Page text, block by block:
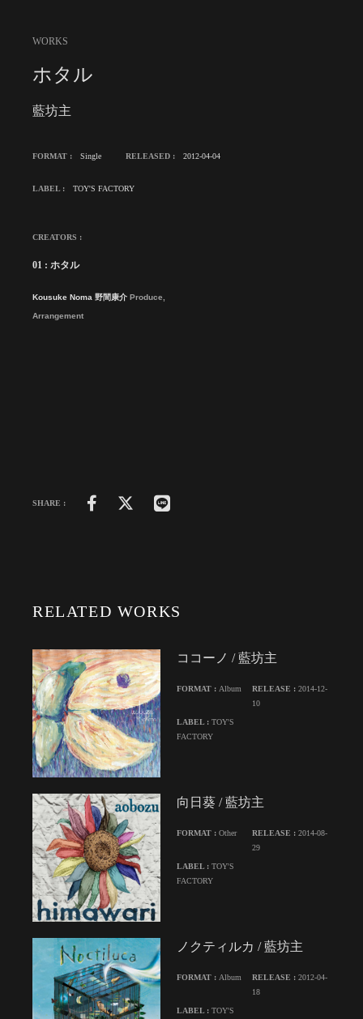
WORKS
ホタル
藍坊主
FORMAT : Single RELEASED : 2012-04-04
LABEL : TOY'S FACTORY
CREATORS :
01 : ホタル
Kousuke Noma 野間康介 Produce,
Arrangement
SHARE :
RELATED WORKS
ココーノ / 藍坊主
FORMAT : Album RELEASE :2014-12-
10
LABEL : TOY'S
FACTORY
向日葵 / 藍坊主
FORMAT : Other RELEASE :2014-08-
29
LABEL : TOY'S
FACTORY
ノクティルカ / 藍坊主
FORMAT : Album RELEASE :2012-04-
18
LABEL : TOY'S